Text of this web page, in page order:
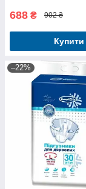
688 ₴ 902 ₴
Купити
–22%